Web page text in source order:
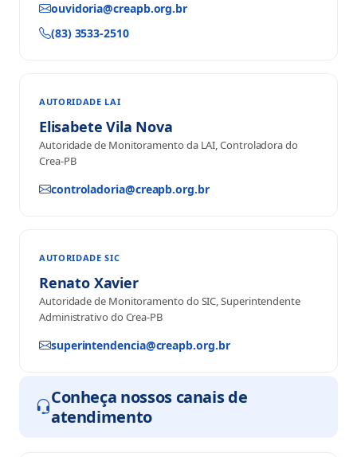
ouvidoria@creapb.org.br
(83) 3533-2510
AUTORIDADE LAI
Elisabete Vila Nova
Autoridade de Monitoramento da LAI, Controladora do
Crea-PB
controladoria@creapb.org.br
AUTORIDADE SIC
Renato Xavier
Autoridade de Monitoramento do SIC, Superintendente
Administrativo do Crea-PB
superintendencia@creapb.org.br
Conheça nossos canais de
atendimento